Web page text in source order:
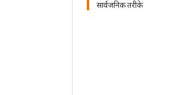
सार्वजनिक तरीके